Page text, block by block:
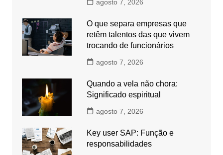
agosto 7, 2026
O que separa empresas que
retêm talentos das que vivem
trocando de funcionários
agosto 7, 2026
Quando a vela não chora:
Significado espiritual
agosto 7, 2026
Key user SAP: Função e
responsabilidades